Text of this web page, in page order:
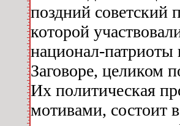
поздний советский
которой
национал-патриоты
Заговоре, целиком
Их политическая
мотивами, состоит